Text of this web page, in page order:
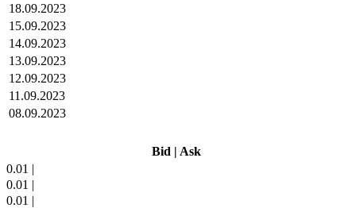
18.09.2023
15.09.2023
14.09.2023
13.09.2023
12.09.2023
11.09.2023
08.09.2023
Bid | Ask
0.01 |
0.01 |
0.01 |